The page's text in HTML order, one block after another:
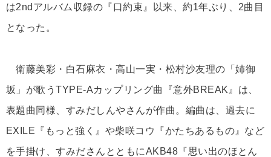
は2ndアルバム収録の『口約束』以来、約1年ぶり、2曲目
となった。
衛藤美彩・白石麻衣・高山一実・松村沙友理の「姉御
坂」が歌うTYPE-Aカップリング曲『意外BREAK』は、
表題曲同様、すみだしんやさんが作曲。編曲は、過去に
EXILE『もっと強く』や柴咲コウ『かたちあるもの』など
を手掛け、すみださんとともにAKB48『思い出のほとん